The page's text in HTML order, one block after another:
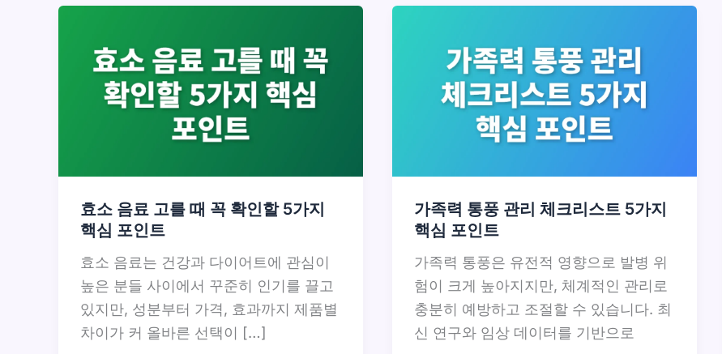
효소 음료 고를 때 꼭 확인할 5가지
핵심 포인트
효소 음료는 건강과 다이어트에 관심이
높은 분들 사이에서 꾸준히 인기를 끌고
있지만, 성분부터 가격, 효과까지 제품별
차이가 커 올바른 선택이 […]
가족력 통풍 관리 체크리스트 5가지
핵심 포인트
가족력 통풍은 유전적 영향으로 발병 위
험이 크게 높아지지만, 체계적인 관리로
충분히 예방하고 조절할 수 있습니다. 최
신 연구와 임상 데이터를 기반으로